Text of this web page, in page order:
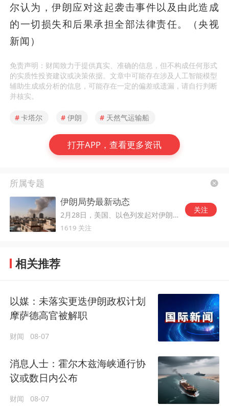
尔认为，伊朗应对这起袭击事件以及由此造成
的一切损失和后果承担全部法律责任。（央视
新闻）
免责声明：财闻致力于提供真实、准确的信息，但不构成任何形式
的实质性投资建议或决策依据。文章中可能存在涉及人工智能模型
辅助生成或分析的信息，可能存在一定的偏差或遗漏，请自行判断
并核实。
#卡塔尔 # 伊朗 # 天然气运输船
打开APP，查看更多资讯
所属专题
伊朗局势最新动态
2月28日，美国、以色列发起对伊朗的军事打击。
1619 关注
关注
相关推荐
以媒：未落实更迭伊朗政权计划
摩萨德高官被解职
财闻 08-07
消息人士：霍尔木兹海峡通行协
议或数日内公布
财闻 08-07